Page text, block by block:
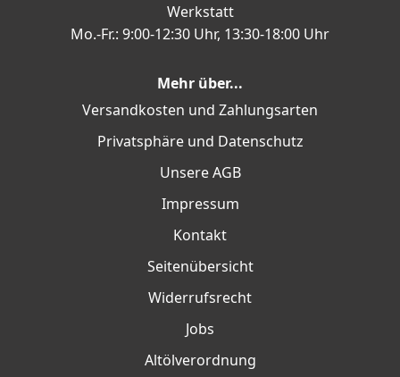
Werkstatt
Mo.-Fr.: 9:00-12:30 Uhr, 13:30-18:00 Uhr
Mehr über...
Versandkosten und Zahlungsarten
Privatsphäre und Datenschutz
Unsere AGB
Impressum
Kontakt
Seitenübersicht
Widerrufsrecht
Jobs
Altölverordnung